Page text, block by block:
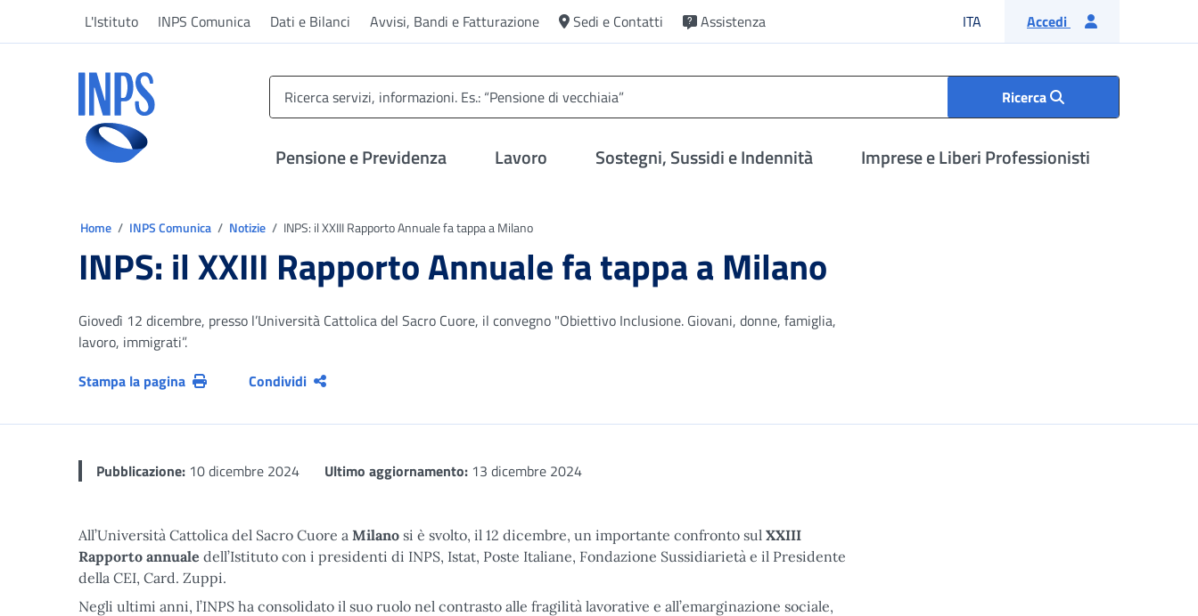
L'Istituto INPS Comunica Dati e Bilanci Avvisi, Bandi e Fatturazione Sedi e Contatti Assistenza ITA Lingua italiana
Accedi
Ricerca
Pensione e Previdenza Lavoro Sostegni, Sussidi e Indennità Imprese e Liberi Professionisti
Home INPS Comunica Notizie INPS: il XXIII Rapporto Annuale fa tappa a Milano
INPS: il XXIII Rapporto Annuale fa tappa a Milano
Giovedì 12 dicembre, presso l’Università Cattolica del Sacro Cuore, il convegno "Obiettivo Inclusione. Giovani, donne, famiglia,
lavoro, immigrati”.
Stampa la pagina
Condividi
Pubblicazione: 10 dicembre 2024 Ultimo aggiornamento: 13 dicembre 2024
All’Università Cattolica del Sacro Cuore a Milano si è svolto, il 12 dicembre, un importante confronto sul XXIII
Rapporto annuale dell’Istituto con i presidenti di INPS, Istat, Poste Italiane, Fondazione Sussidiarietà e il Presidente
della CEI, Card. Zuppi.
Negli ultimi anni, l’INPS ha consolidato il suo ruolo nel contrasto alle fragilità lavorative e all’emarginazione sociale,